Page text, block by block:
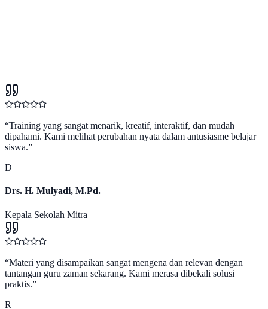
“Training yang sangat menarik, kreatif, interaktif, dan mudah
dipahami. Kami melihat perubahan nyata dalam antusiasme belajar
siswa.”
D
Drs. H. Mulyadi, M.Pd.
Kepala Sekolah Mitra
“Materi yang disampaikan sangat mengena dan relevan dengan
tantangan guru zaman sekarang. Kami merasa dibekali solusi
praktis.”
R